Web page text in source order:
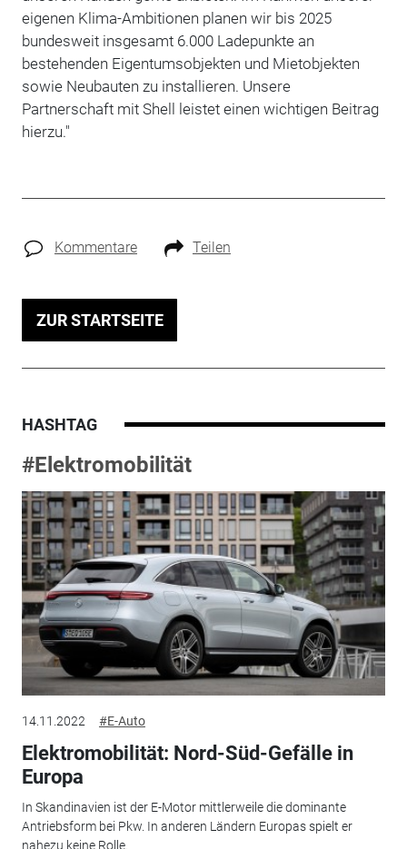
eigenen Klima-Ambitionen planen wir bis 2025
bundesweit insgesamt 6.000 Ladepunkte an
bestehenden Eigentumsobjekten und Mietobjekten
sowie Neubauten zu installieren. Unsere
Partnerschaft mit Shell leistet einen wichtigen Beitrag
hierzu."
Kommentare Teilen
ZUR STARTSEITE
HASHTAG
#Elektromobilität
14.11.2022 #E-Auto
Elektromobilität: Nord-Süd-Gefälle in
Europa
In Skandinavien ist der E-Motor mittlerweile die dominante
Antriebsform bei Pkw. In anderen Ländern Europas spielt er
nahezu keine Rolle.